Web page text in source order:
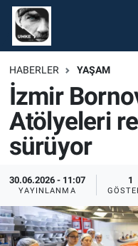
HABERLER YAŞAM
İzmir
Atölyeleri
sürüyor
30.06.2026 - 11:07
YAYINLANMA
1
Gündem
Ekonomi
Spor
Magazin
Tüm Haberler
İletişim
Nöbetçi Eczaneler
Hava Durumu
Namaz Vakitleri
Trafik Durumu
Süper Lig Puan
Tüm Manşetler